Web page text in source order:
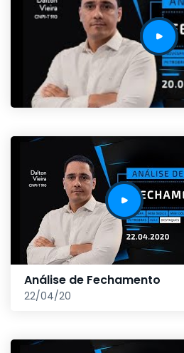
Análise de Fechamento
22/04/20